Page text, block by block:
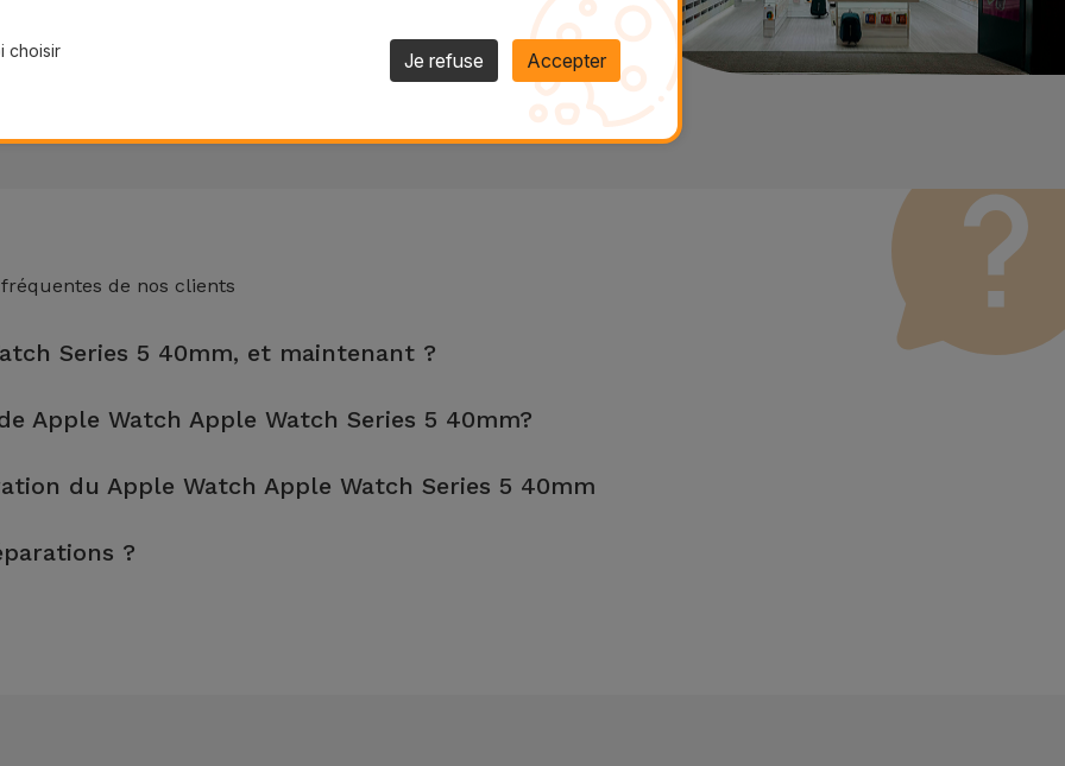
de nos clients
Series 5 40mm, et maintenant ?
Apple Watch Apple Watch Series 5 40mm?
du Apple Watch Apple Watch Series 5 40mm
?
le montant de la réparation la moins chère.
choisir Je refuse Accepter